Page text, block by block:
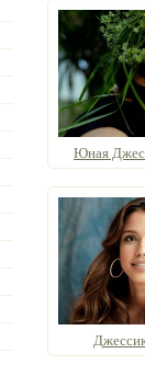
Юная